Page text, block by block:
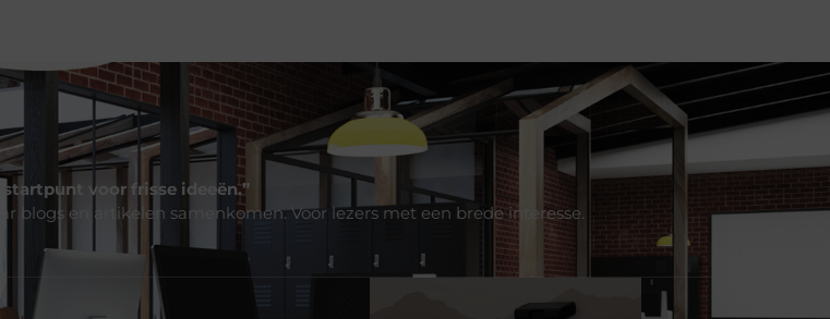
startpunt voor frisse ideeën.”
blogs en artikelen samenkomen. Voor lezers met een brede interesse.